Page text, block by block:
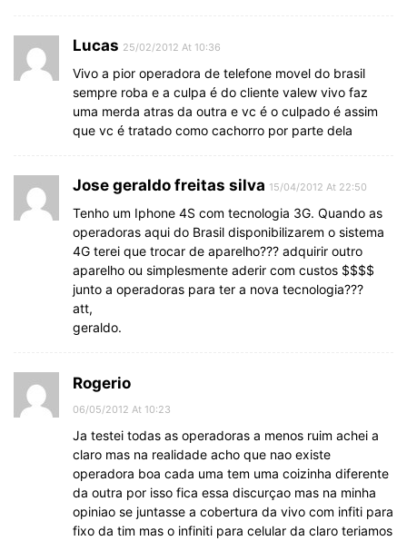
Lucas 25/02/2012 At 10:36
Vivo a pior operadora de telefone movel do brasil
sempre roba e a culpa é do cliente valew vivo faz
uma merda atras da outra e vc é o culpado é assim
que vc é tratado como cachorro por parte dela
Jose geraldo freitas silva 15/04/2012 At 22:50
Tenho um Iphone 4S com tecnologia 3G. Quando as
operadoras aqui do Brasil disponibilizarem o sistema
4G terei que trocar de aparelho??? adquirir outro
aparelho ou simplesmente aderir com custos $$$$
junto a operadoras para ter a nova tecnologia???
att,
geraldo.
Rogerio
06/05/2012 At 10:23
Ja testei todas as operadoras a menos ruim achei a
claro mas na realidade acho que nao existe
operadora boa cada uma tem uma coizinha diferente
da outra por isso fica essa discurçao mas na minha
opiniao se juntasse a cobertura da vivo com infiti para
fixo da tim mas o infiniti para celular da claro teriamos